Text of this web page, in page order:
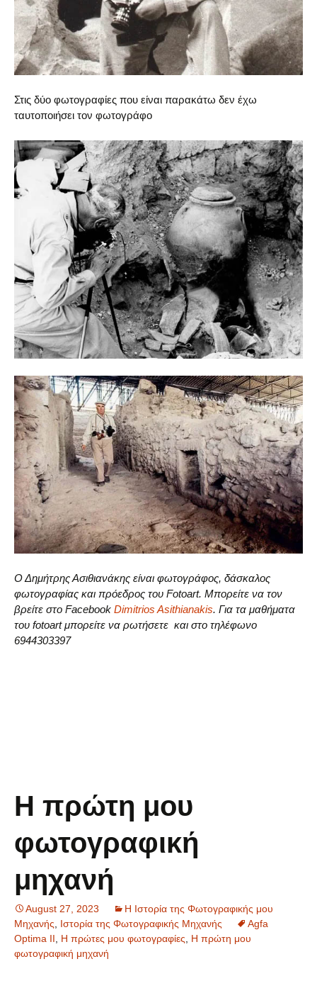
Στις δύο φωτογραφίες που είναι παρακάτω δεν έχω
ταυτοποιήσει τον φωτογράφο
Ο Δημήτρης Ασιθιανάκης είναι φωτογράφος, δάσκαλος
φωτογραφίας και πρόεδρος του Fotoart. Μπορείτε να τον
βρείτε στο Facebook Dimitrios Asithianakis. Για τα μαθήματα
του fotoart μπορείτε να ρωτήσετε και στο τηλέφωνο
6944303397
Η πρώτη μου
φωτογραφική
μηχανή
August 27, 2023
Η Ιστορία της Φωτογραφικής μου
Μηχανής, Ιστορία της Φωτογραφικής Μηχανής
Agfa
Optima II, Η πρώτες μου φωτογραφίες, Η πρώτη μου
φωτογραφική μηχανή